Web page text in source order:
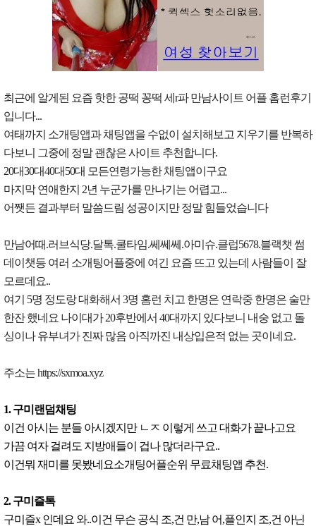
최근에 알게된 요즘 핫한 공떡 꽁떡 세r파 만남사이트 어플 홈런후기
입니다...
여태까지 소개팅앱과 채팅앱을 수없이 설치해보고 지우기를 반복하
다보니 그중에 정말 괜찮은 사이트 추천합니다.
20대30대40대50대 모든연령가능한 채팅앱이구요
마지막 연애한지 2년 누군가를 만나기는 어렵고...
어쨋든 결과부터 말씀드림 성공이지만 정말 힘들었습니다
만남어때.러브식당.달톡.쿨타임.쎄쎄쎄.아미슈.클럽5678.블랙챗 썸
데이챗등 여러 소개팅어플중에 여긴 요즘 뜨고 있는데 사람들이 잘
모르데요..
여기 5명 정도랑 대화해서 3명 홈런 치고 한명은 연락중 한명은 술만
한잔 했네요 나이대가 20후반에서 40대까지 있다보니 내숭 없고 돌
싱이나 유부녀가 진짜 많음 아직까진 내상입은적 없는 곳이네요.
주소는 https://sxmoa.xyz
1. 구미랜덤채팅
이건 아시는 분들 아시겠지만 ㄴㅈ 이렇게 쓰고 대화가 끝나고요
가끔 여자 걸려도 지방애들이 겁나 많더라구요..
이건뭐 재미를 못봤네요소개팅어플순위 무료채팅앱 추천.
2. 구미즐톡
구미즐x 인데요 와..이건 무슨 공식 조,건 만,남 어,플인지 조,건 아닌